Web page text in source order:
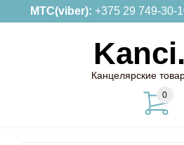
МТС(viber): +375 29 749-30-
Канцелярские
0